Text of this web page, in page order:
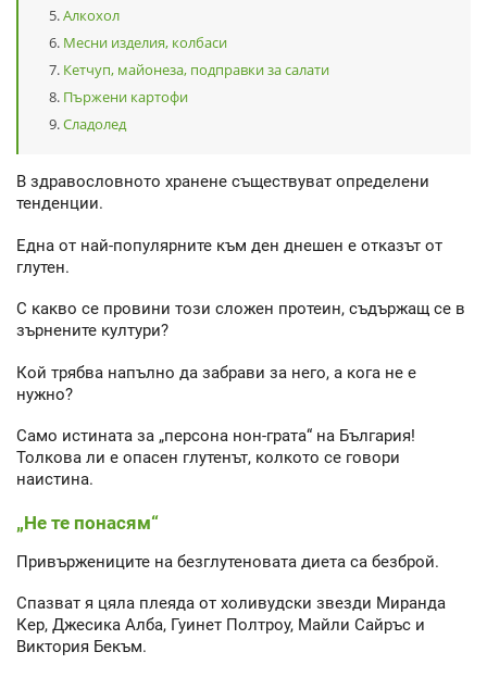
Алкохол
Месни изделия, колбаси
Кетчуп, майонеза, подправки за салати
Пържени картофи
Сладолед
В здравословното хранене съществуват определени
тенденции.
Една от най-популярните към ден днешен е отказът от
глутен.
С какво се провини този сложен протеин, съдържащ се в
зърнените култури?
Кой трябва напълно да забрави за него, а кога не е
нужно?
Само истината за „персона нон-грата“ на България!
Толкова ли е опасен глутенът, колкото се говори
наистина.
„Не те понасям“
Привържениците на безглутеновата диета са безброй.
Спазват я цяла плеяда от холивудски звезди Миранда
Кер, Джесика Алба, Гуинет Полтроу, Майли Сайръс и
Виктория Бекъм.